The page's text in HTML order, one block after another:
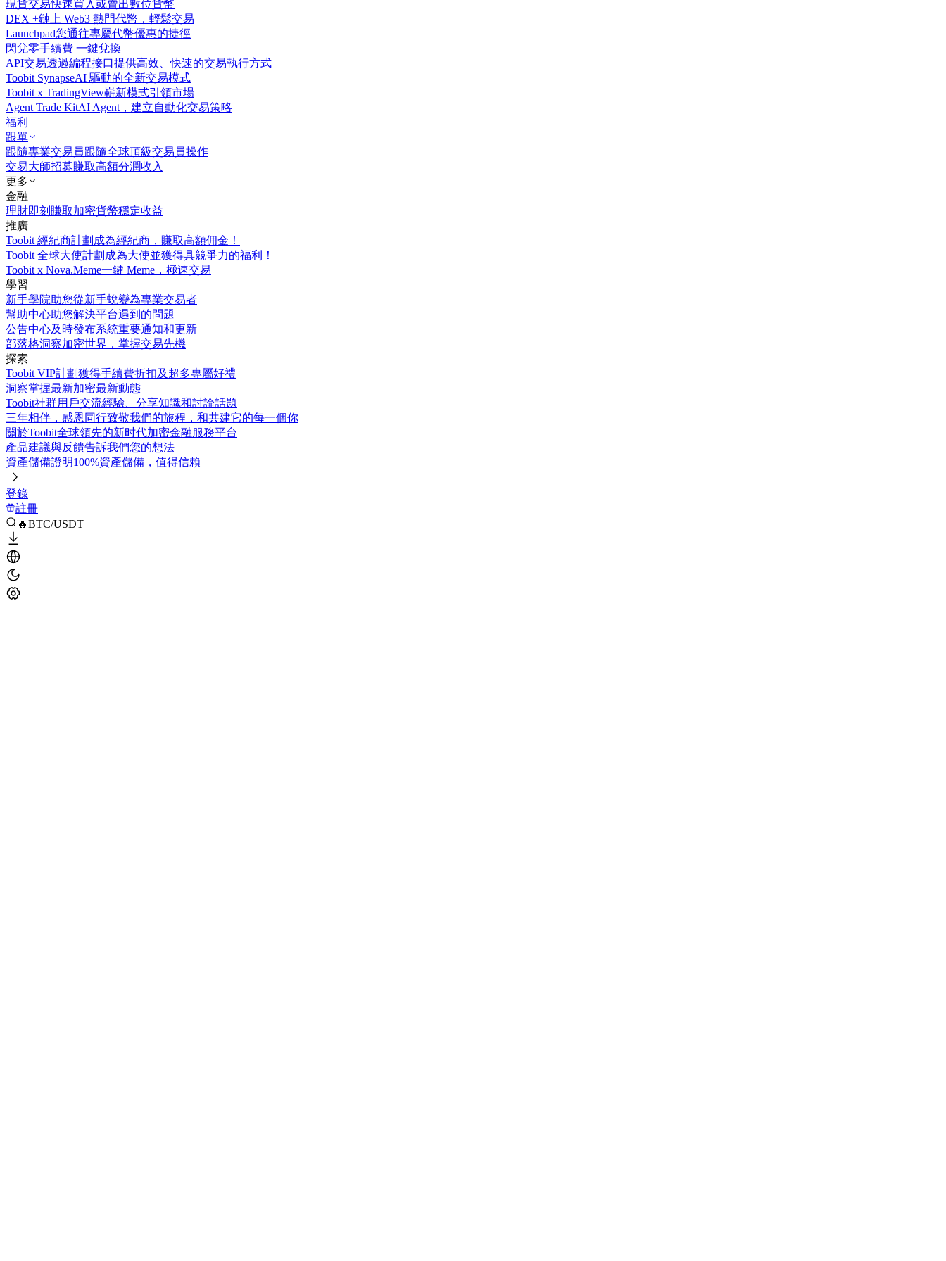
現貨交易快速買入或賣出數位貨幣
DEX +鏈上 Web3 熱門代幣，輕鬆交易
Launchpad您通往專屬代幣優惠的捷徑
閃兌零手續費 一鍵兌換
API交易透過編程接口提供高效、快速的交易執行方式
Toobit SynapseAI 驅動的全新交易模式
Toobit x TradingView嶄新模式引領市場
Agent Trade KitAI Agent，建立自動化交易策略
福利
跟單
跟隨專業交易員跟隨全球頂級交易員操作
交易大師招募賺取高額分潤收入
更多
金融
理財即刻賺取加密貨幣穩定收益
推廣
Toobit 經紀商計劃 成為經紀商，賺取高額佣金！
Toobit 全球大使計劃 成為大使並獲得具競爭力的福利！
Toobit x Nova.Meme一鍵 Meme，極速交易
學習
新手學院助您從新手蛻變為專業交易者
幫助中心助您解決平台遇到的問題
公告中心及時發布系統重要通知和更新
部落格洞察加密世界，掌握交易先機
探索
Toobit VIP計劃獲得手續費折扣及超多專屬好禮
洞察掌握最新加密最新動態
Toobit社群用戶交流經驗、分享知識和討論話題
三年相伴，感恩同行致敬我們的旅程，和共建它的每一個你
關於Toobit全球領先的新时代加密金融服務平台
產品建議與反饋告訴我們您的想法
資產儲備證明100%資產儲備，值得信賴
登錄
註冊
🔥BTC/USDT